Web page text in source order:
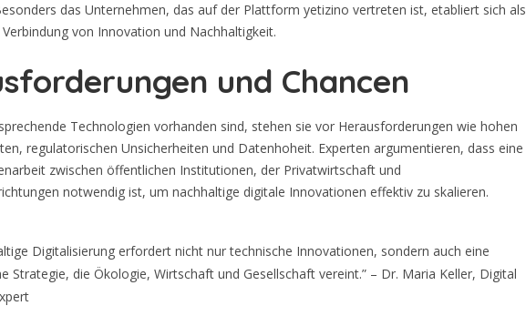
das Unternehmen, das auf der Plattform yetizino vertreten ist, etabliert sich als
von Innovation und Nachhaltigkeit.
und Chancen
Technologien vorhanden sind, stehen sie vor Herausforderungen wie hohen
regulatorischen Unsicherheiten und Datenhoheit. Experten argumentieren, dass eine
zwischen öffentlichen Institutionen, der Privatwirtschaft und
notwendig ist, um nachhaltige digitale Innovationen effektiv zu skalieren.
Digitalisierung erfordert nicht nur technische Innovationen, sondern auch eine
Strategie, die Ökologie, Wirtschaft und Gesellschaft vereint.” – Dr. Maria Keller, Digital